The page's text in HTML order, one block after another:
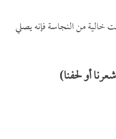
خالية من النجاسة فإنه يصلي
أو لحفنا)